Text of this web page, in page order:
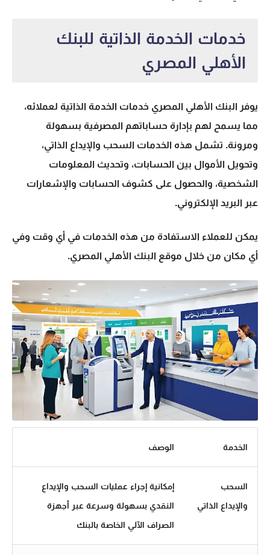
خدمات الخدمة الذاتية للبنك
الأهلي المصري
يوفر البنك الأهلي المصري خدمات الخدمة الذاتية لعملائه،
مما يسمح لهم بإدارة حساباتهم المصرفية بسهولة
ومرونة. تشمل هذه الخدمات السحب والإيداع الذاتي،
وتحويل الأموال بين الحسابات، وتحديث المعلومات
الشخصية، والحصول على كشوف الحسابات والإشعارات
عبر البريد الإلكتروني.
يمكن للعملاء الاستفادة من هذه الخدمات في أي وقت وفي
أي مكان من خلال موقع البنك الأهلي المصري.
الخدمة الوصف
السحب
والإيداع الذاتي
إمكانية إجراء عمليات السحب والإيداع
النقدي بسهولة وسرعة عبر أجهزة
الصراف الآلي الخاصة بالبنك